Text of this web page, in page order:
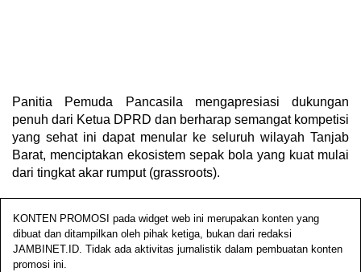
Panitia Pemuda Pancasila mengapresiasi dukungan
penuh dari Ketua DPRD dan berharap semangat kompetisi
yang sehat ini dapat menular ke seluruh wilayah Tanjab
Barat, menciptakan ekosistem sepak bola yang kuat mulai
dari tingkat akar rumput (grassroots).
KONTEN PROMOSI pada widget web ini merupakan konten yang
dibuat dan ditampilkan oleh pihak ketiga, bukan dari redaksi
JAMBINET.ID. Tidak ada aktivitas jurnalistik dalam pembuatan konten
promosi ini.